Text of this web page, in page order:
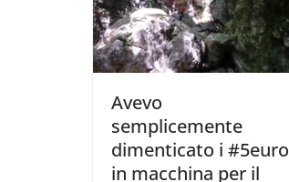
Avevo
semplicemente
dimenticato i #5euro
in macchina per il